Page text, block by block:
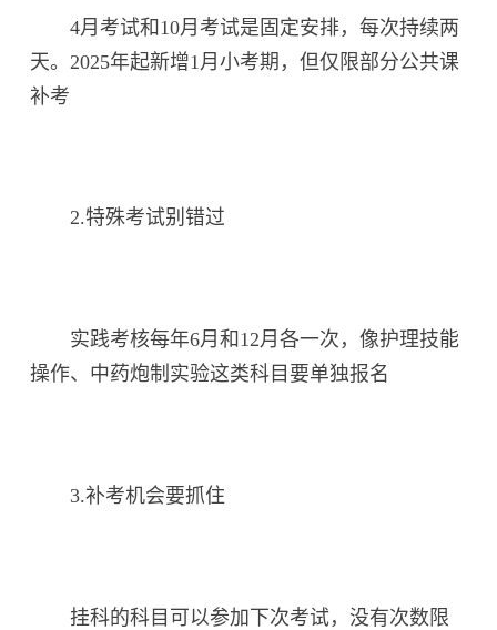
4月考试和10月考试是固定安排，每次持续两
天。2025年起新增1月小考期，但仅限部分公共课
补考
2.特殊考试别错过
实践考核每年6月和12月各一次，像护理技能
操作、中药炮制实验这类科目要单独报名
3.补考机会要抓住
挂科的科目可以参加下次考试，没有次数限